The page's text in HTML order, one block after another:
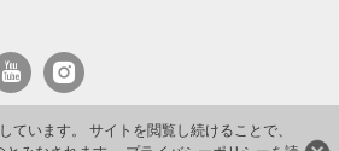
ています。 サイトを閲覧し続けることで、